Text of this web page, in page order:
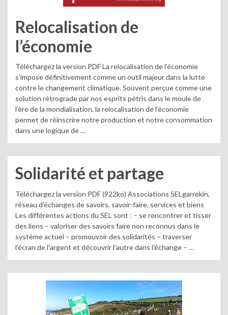
Relocalisation de
l’économie
Téléchargez la version PDF La relocalisation de l’économie
s’impose définitivement comme un outil majeur dans la lutte
contre le changement climatique. Souvent perçue comme une
solution rétrograde par nos esprits pétris dans le moule de
l’ère de la mondialisation, la relocalisation de l’économie
permet de réinscrire notre production et notre consommation
dans une logique de …
Solidarité et partage
Téléchargez la version PDF (922ko) Associations SELgarrekin,
réseau d’échanges de savoirs, savoir-faire, services et biens
Les différentes actions du SEL sont : – se rencontrer et tisser
des liens – valoriser des savoirs faire non reconnus dans le
système actuel – promouvoir des solidarités – traverser
l’écran de l’argent et découvrir l’autre dans l’échange – …